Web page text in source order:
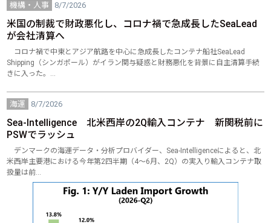
機構・人事 8/7/2026
米国の制裁で財政悪化し、コロナ禍で急成長したSeaLead
が会社清算へ
コロナ禍で中東とアジア航路を中心に急成長したコンテナ船社SeaLead
Shipping（シンガポール）がイラン関与疑惑と財務悪化を背景に自主清算手続
きに入った。…
海運 8/7/2026
Sea‐Intelligence 北米西岸の2Q輸入コンテナ 新関税前に
PSWでラッシュ
デンマークの海運データ・分析プロバイダー、Sea-Intelligenceによると、北
米西岸主要港における今年第2四半期（4～6月、2Q）の実入り輸入コンテナ取
扱量は前…